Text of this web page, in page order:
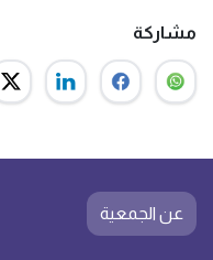
مشاركة
عن الجمعية